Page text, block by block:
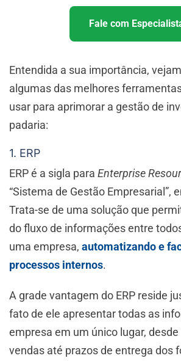
Fale com
Entendida a sua importância,
algumas das melhores
usar para aprimorar a gestão de
padaria:
1. ERP
ERP é a sigla para Enterprise
“Sistema de Gestão Empresarial”,
Trata-se de uma solução que
do fluxo de informações entre
uma empresa, automatizando e
processos internos.
A grade vantagem do ERP reside
fato de ele apresentar todas as
empresa em um único lugar, desde
vendas até prazos de entrega dos